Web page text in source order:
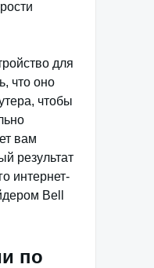
для
что оно
чтобы
вам
результат
интернет-
Bell
по